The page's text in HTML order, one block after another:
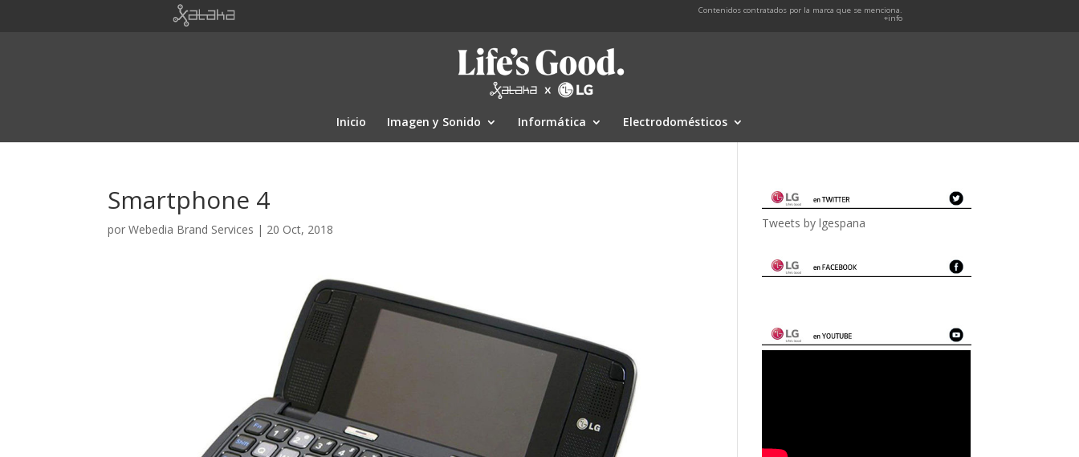
Contenidos contratados por la marca que se menciona.
+info
Inicio Imagen y Sonido Informática Electrodomésticos
Smartphone 4
porWebedia Brand Services | 20 Oct, 2018 Tweets by lgespana